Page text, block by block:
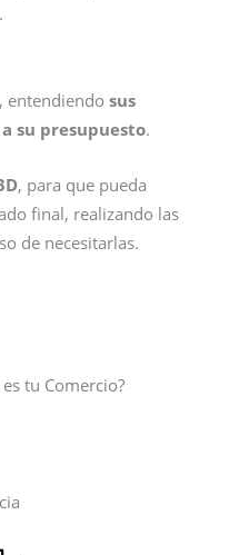
entendiendosus
su presupuesto.
, para que pueda
final, realizando las
de necesitarlas.
tu Comercio?